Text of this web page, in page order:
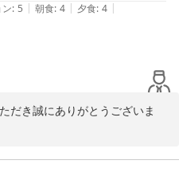
負けてしまっていたのが残念でし
チーズケーキが用意されており、
。
良く過ごすことができました。朝
: 5 | 朝食: 4 | 夕食: 4 |
だき誠にありがとうございま
感想をお写真と共にご投稿頂き
陶板焼きにつきましてはお客様